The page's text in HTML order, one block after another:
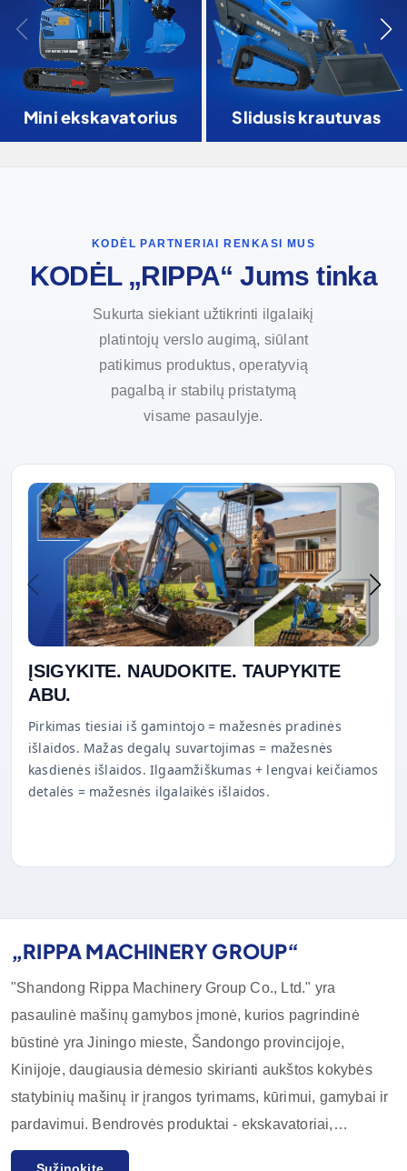
Mini ekskavatorius Slidusis krautuvas
KODĖL PARTNERIAI RENKASI MUS
KODĖL „RIPPA“ Jums tinka
Sukurta siekiant užtikrinti ilgalaikį
platintojų verslo augimą, siūlant
patikimus produktus, operatyvią
pagalbą ir stabilų pristatymą
visame pasaulyje.
ĮSIGYKITE. NAUDOKITE. TAUPYKITE
ABU.
Pirkimas tiesiai iš gamintojo = mažesnės pradinės
išlaidos. Mažas degalų suvartojimas = mažesnės
kasdienės išlaidos. Ilgaamžiškumas + lengvai keičiamos
detalės = mažesnės ilgalaikės išlaidos.
„RIPPA MACHINERY GROUP“
"Shandong Rippa Machinery Group Co., Ltd." yra
pasaulinė mašinų gamybos įmonė, kurios pagrindinė
būstinė yra Jiningo mieste, Šandongo provincijoje,
Kinijoje, daugiausia dėmesio skirianti aukštos kokybės
statybinių mašinų ir įrangos tyrimams, kūrimui, gamybai ir
pardavimui. Bendrovės produktai - ekskavatoriai,
krautuvai, krautuvai, šliužo krautuvai ir jų priedai, kurie
Sužinokite